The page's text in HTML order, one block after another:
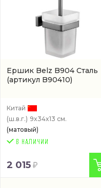
Ершик Belz B904 Сталь
(артикул B90410)
Китай
(ш.в.г.) 9x34x13 см.
(матовый)
2 015